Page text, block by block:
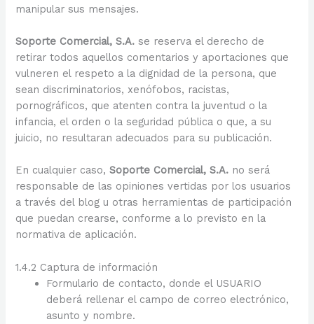
manipular sus mensajes.
Soporte Comercial, S.A. se reserva el derecho de
retirar todos aquellos comentarios y aportaciones que
vulneren el respeto a la dignidad de la persona, que
sean discriminatorios, xenófobos, racistas,
pornográficos, que atenten contra la juventud o la
infancia, el orden o la seguridad pública o que, a su
juicio, no resultaran adecuados para su publicación.
En cualquier caso,Soporte Comercial, S.A. no será
responsable de las opiniones vertidas por los usuarios
a través del blog u otras herramientas de participación
que puedan crearse, conforme a lo previsto en la
normativa de aplicación.
1.4.2 Captura de información
Formulario de contacto, donde el USUARIO
deberá rellenar el campo de correo electrónico,
asunto y nombre.